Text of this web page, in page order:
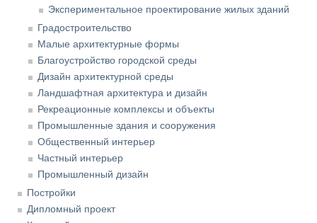
Экспериментальное проектирование жилых зданий
Градостроительство
Малые архитектурные формы
Благоустройство городской среды
Дизайн архитектурной среды
Ландшафтная архитектура и дизайн
Рекреационные комплексы и объекты
Промышленные здания и сооружения
Общественный интерьер
Частный интерьер
Промышленный дизайн
Постройки
Дипломный проект